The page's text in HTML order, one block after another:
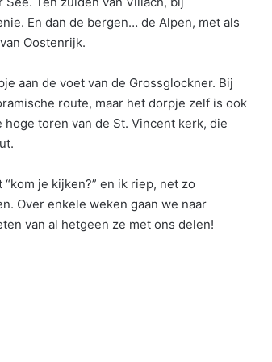
En dan de bergen… de Alpen, met als
Oostenrijk.
aan de voet van de Grossglockner. Bij
route, maar het dorpje zelf is ook
toren van de St. Vincent kerk, die
je kijken?” en ik riep, net zo
Over enkele weken gaan we naar
van al hetgeen ze met ons delen!